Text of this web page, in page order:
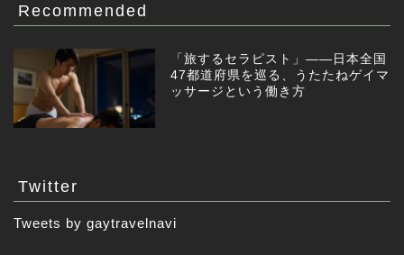
Recommended
「旅するセラピスト」——日本全国
47都道府県を巡る、うたたねゲイマ
ッサージという働き方
Twitter
Tweets by gaytravelnavi